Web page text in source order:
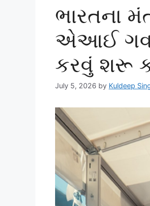
ભારતના
એઆઈ
કરવું શરૂ
July 5, 2026 by Kuldeep